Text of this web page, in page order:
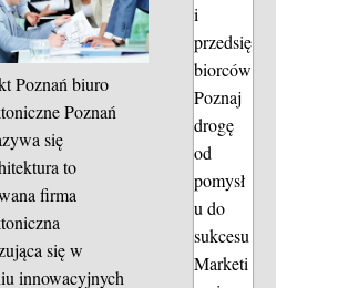
Poznań biuro
Poznań
się
to
firma
się w
innowacyjnych
i
przedsię
biorców
Poznaj
drogę
od
pomysł
u do
sukcesu
Marketi